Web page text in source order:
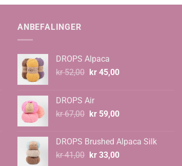
ANBEFALINGER
DROPS Alpaca
kr52,00 Opprinnelig
kr 52,00.
kr45,00Nåværende
DROPS Air
kr67,00 Opprinnelig
kr 67,00.
kr59,00Nåværende
kr 59,00.
DROPS Brushed Alpaca Silk
kr41,00 Opprinnelig
kr33,00Nåværende